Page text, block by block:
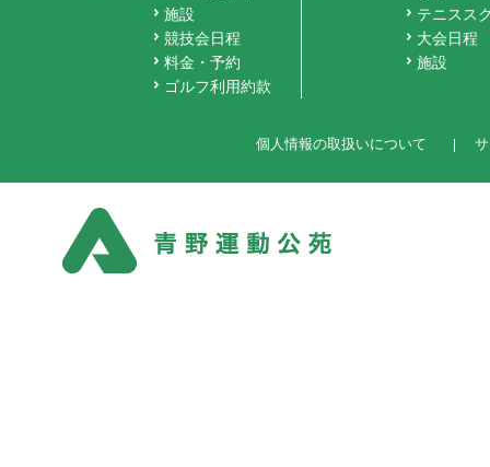
施設
競技会日程
料金・予約
ゴルフ利用約款
テニスス
大会日程
施設
個人情報の取扱いについて